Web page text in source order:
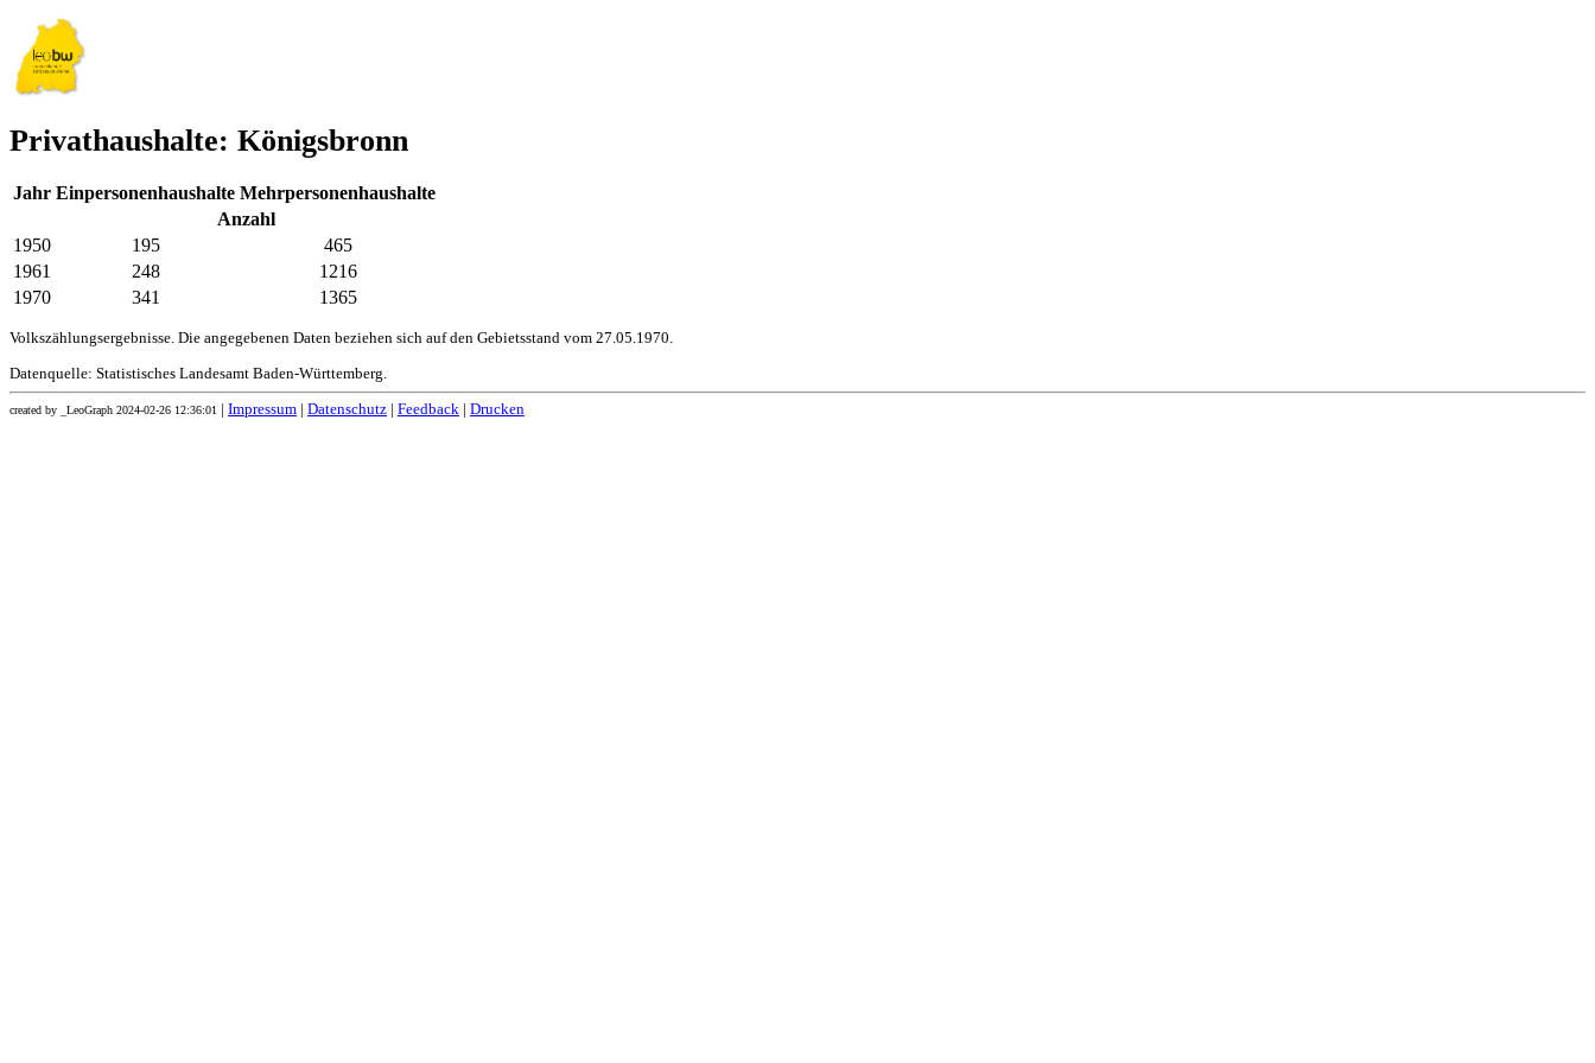
Privathaushalte: Königsbronn
Jahr Einpersonenhaushalte Mehrpersonenhaushalte
Anzahl
1950
195
465
1961
248
1216
1970
341 1365
Volkszählungsergebnisse. Die angegebenen Daten beziehen sich auf den Gebietsstand vom 27.05.1970.
Datenquelle: Statistisches Landesamt Baden-Württemberg.
created by _LeoGraph 2024-02-26 12:36:01 Impressum Datenschutz Feedback Drucken